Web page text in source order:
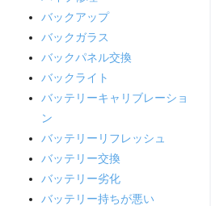
バックアップ
バックガラス
バックパネル交換
バックライト
バッテリーキャリブレーショ
ン
バッテリーリフレッシュ
バッテリー交換
バッテリー劣化
バッテリー持ちが悪い